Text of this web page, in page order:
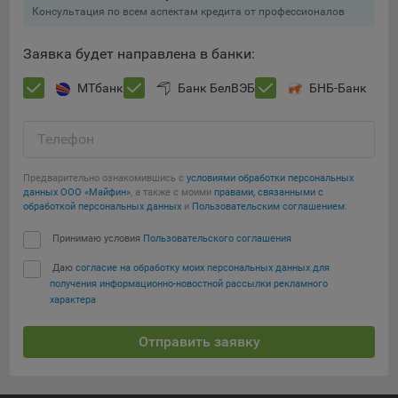
составить представление о тенденциях использования
анализа трафика на сайтах.
9.5. Файлы cookie, применяемые для определения целевой
аудитории и в рекламных целях, например Яндекс.Метрика,
Технические/Функциональные, хранятся не более года;
Необходимые для функционирования веб-аналитических
платформ «Google Analytics», «Яндекс.Метрика»
передаются третьим лицам, часть из которых хранятся во
Остальные - не более года.
определять предпочтения пользователей сайта, в том числе
наиболее и наименее популярные страницы и принимать
предпочтений пользователей.
Сохранить мои изменения
Сохранить по умолчанию
Консультация по всем аспектам кредита от профессионалов
Заявка будет направлена в банки:
МТбанк Банк БелВЭБ БНБ-Банк
Телефон
Предварительно ознакомившись с условиями обработки персональных
данных ООО «Майфин», а также с моими правами, связанными с
обработкой персональных данных и Пользовательским соглашением:
Принимаю условия Пользовательского соглашения
Даю согласие на обработку моих персональных данных для
получения информационно-новостной рассылки рекламного
характера
Отправить заявку